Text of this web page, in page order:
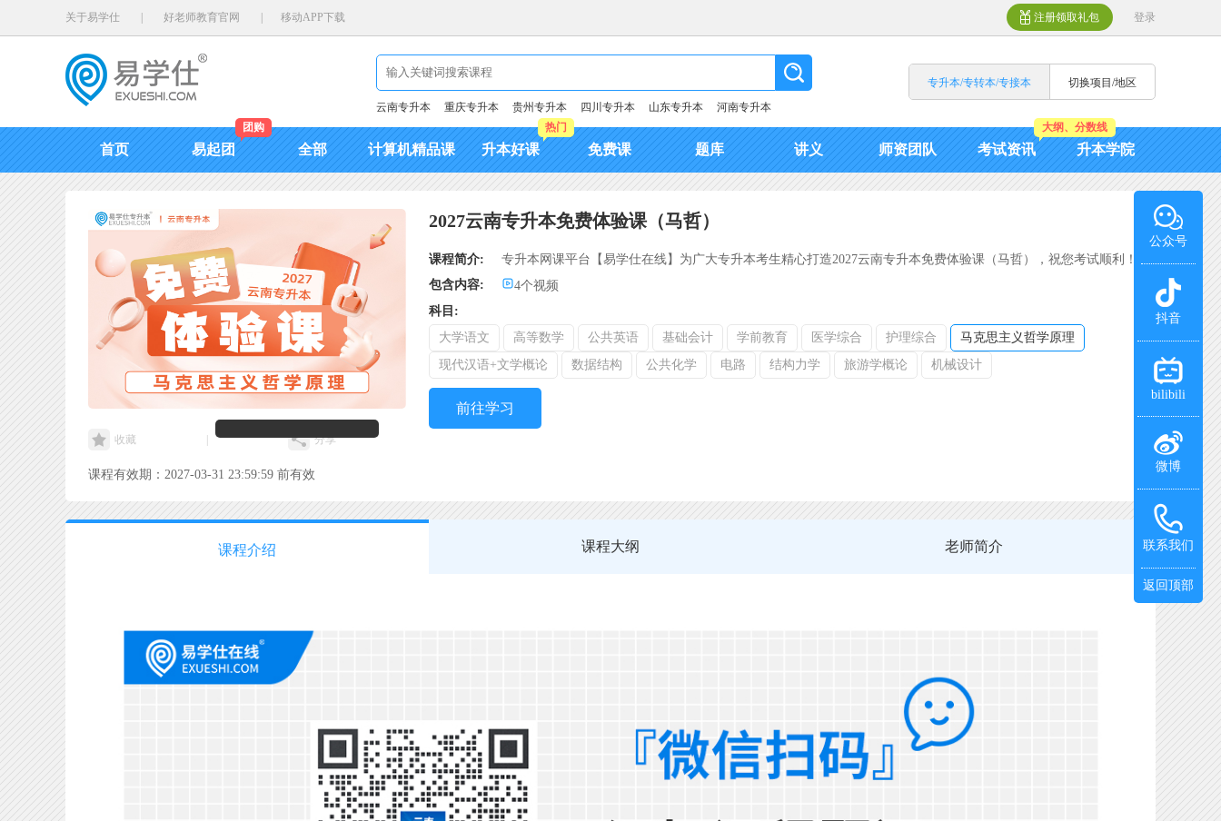
关于易学仕 好老师教育官网 移动APP下载 注册领取礼包 登录
云南专升本 重庆专升本 贵州专升本 四川专升本 山东专升本 河南专升本
专升本/专转本/专接本 切换项目/地区
首页 易起团
团购
全部 计算机精品课 升本好课
热门
免费课 题库 讲义 师资团队 考试资讯
大纲、分数线
升本学院
收藏 分享
课程有效期：2027-03-31 23:59:59 前有效
2027云南专升本免费体验课（马哲）
课程简介:
专升本网课平台【易学仕在线】为广大专升本考生精心打造2027云南专升本免费体验课（马哲），祝您考试顺利！
包含内容:
4个视频
科目:
大学语文
高等数学 公共英语 基础会计 学前教育 医学综合 护理综合
马克思主义哲学原理
现代汉语+文学概论
数据结构 公共化学 电路 结构力学 旅游学概论 机械设计
前往学习
课程介绍 课程大纲 老师简介
公众号
抖音
bilibili
微博
联系我们
返回顶部